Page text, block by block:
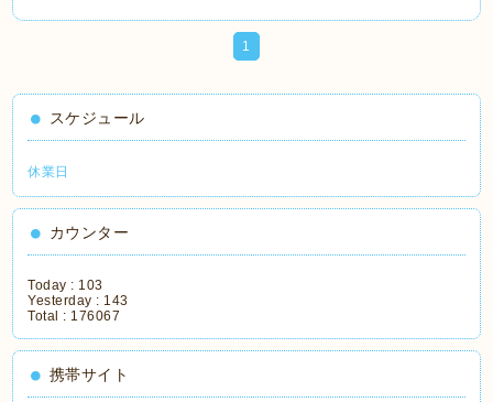
1
スケジュール
休業日
カウンター
Today : 103
Yesterday : 143
Total : 176067
携帯サイト